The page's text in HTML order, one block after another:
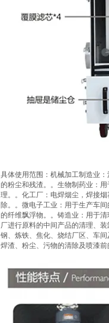
具体使用范围：机械加工制造业
的粉尘和残渣。。生物制药业：
理。。化工厂：电焊烟尘，焊接
除。。微电子工业：用于生产车
的纤维飘浮物。。铸造业：用于
厂进行原料的中间产品的清理、
钢、炼铁、焦化、烧结厂区、车
焊渣、粉尘、污物的清除及喷漆